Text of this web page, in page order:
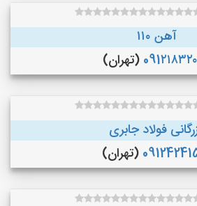
آهن ۱۱۰
(تهران)
فولاد جابری
(تهران)